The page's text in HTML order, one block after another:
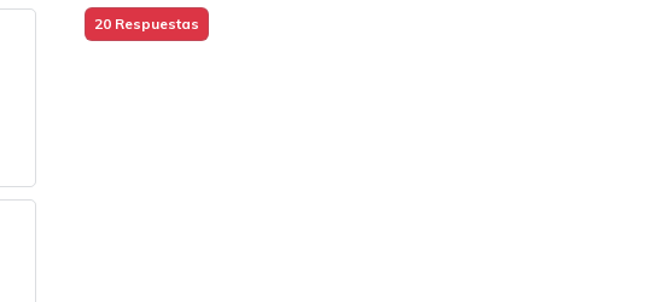
20 Respuestas